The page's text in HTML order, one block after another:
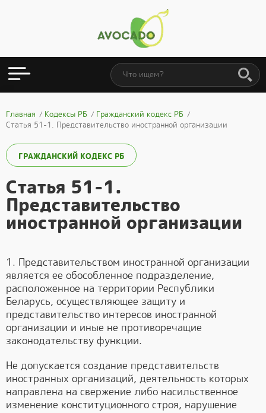
Главная Кодексы РБ
Гражданский кодекс РБ
Статья 51-1. Представительство иностранной организации
ГРАЖДАНСКИЙ КОДЕКС РБ
Статья 51-1.
Представительство
иностранной организации
1. Представительством иностранной организации
является ее обособленное подразделение,
расположенное на территории Республики
Беларусь, осуществляющее защиту и
представительство интересов иностранной
организации и иные не противоречащие
законодательству функции.
Не допускается создание представительств
иностранных организаций, деятельность которых
направлена на свержение либо насильственное
изменение конституционного строя, нарушение